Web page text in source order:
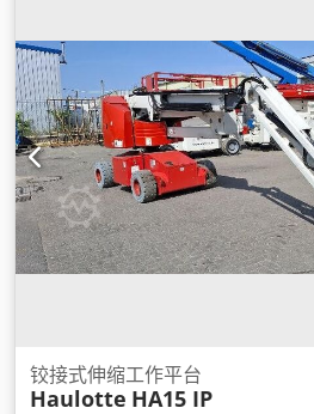
铰接式伸缩工作平台
Haulotte HA15 IP